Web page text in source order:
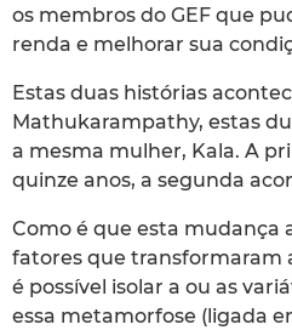
os membros do GEF que
renda e melhorar sua
Estas duas histórias
Mathukarampathy, estas
a mesma mulher, Kala. A
quinze anos, a segunda
Como é que esta mudança
fatores que transformaram
é possível isolar a ou as
essa metamorfose (ligada